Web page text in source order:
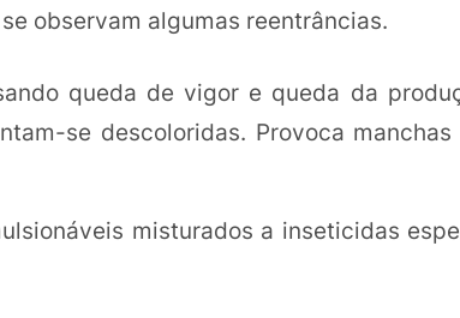
observam algumas reentrâncias.
queda de vigor e queda da
se descoloridas. Provoca
misturados a inseticidas